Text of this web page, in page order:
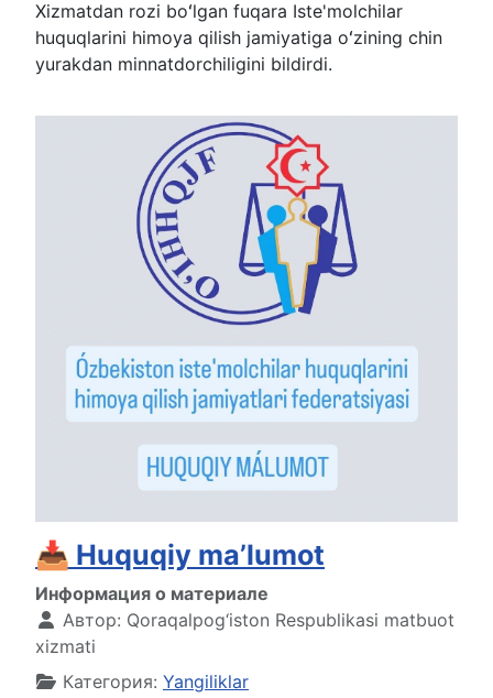
Xizmatdan rozi boʻlgan fuqara Iste'molchilar
huquqlarini himoya qilish jamiyatiga oʻzining chin
yurakdan minnatdorchiligini bildirdi.
📥 Huquqiy ma’lumot
Информация о материале
Автор: Qoraqalpog‘iston Respublikasi matbuot
xizmati
Категория: Yangiliklar